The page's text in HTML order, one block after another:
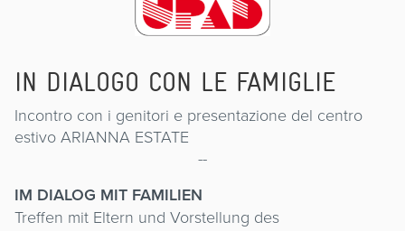
IN DIALOGO CON LE FAMIGLIE
Incontro con i genitori e presentazione del centro
estivo ARIANNA ESTATE
--
IM DIALOG MIT FAMILIEN
Treffen mit Eltern und Vorstellung des